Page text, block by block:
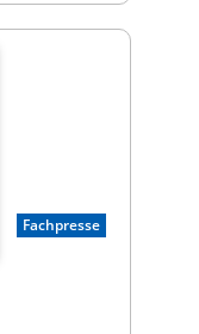
Fachpresse